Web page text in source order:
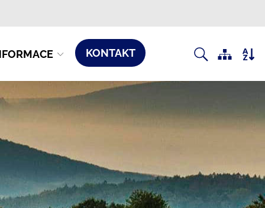
KONTAKT